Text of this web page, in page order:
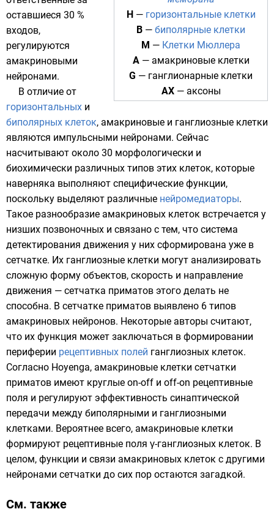
H— горизонтальные клетки
B — биполярные клетки
M — Клетки Мюллера
A— амакриновые клетки
G — ганглионарные клетки
AX— аксоны
оставшиеся 30 %
входов,
регулируются
амакриновыми
нейронами.
В отличие от
горизонтальных и
биполярных клеток, амакриновые и ганглиозные клетки
являются импульсными нейронами. Сейчас
насчитывают около 30 морфологически и
биохимически различных типов этих клеток, которые
наверняка выполняют специфические функции,
поскольку выделяют различные нейромедиаторы.
Такое разнообразие амакриновых клеток встречается у
низших позвоночных и связано с тем, что система
детектирования движения у них сформирована уже в
сетчатке. Их ганглиозные клетки могут анализировать
сложную форму объектов, скорость и направление
движения — сетчатка приматов этого делать не
способна. В сетчатке приматов выявлено 6 типов
амакриновых нейронов. Некоторые авторы считают,
что их функция может заключаться в формировании
периферии рецептивных полей ганглиозных клеток.
Согласно Hoyenga, амакриновые клетки сетчатки
приматов имеют круглые on-off и off-on рецептивные
поля и регулируют эффективность синаптической
передачи между биполярными и ганглиозными
клетками. Вероятнее всего, амакриновые клетки
формируют рецептивные поля γ-ганглиозных клеток. В
целом, функции и связи амакриновых клеток с другими
нейронами сетчатки до сих пор остаются загадкой.
См. также